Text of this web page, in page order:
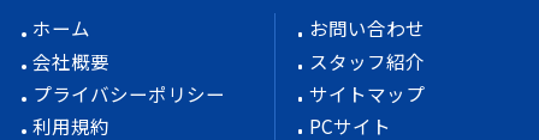
ホーム
会社概要
プライバシーポリシー
利用規約
お問い合わせ
スタッフ紹介
サイトマップ
PCサイト